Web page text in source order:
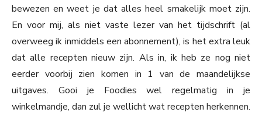
bewezen en weet je dat alles heel smakelijk moet zijn.
En voor mij, als niet vaste lezer van het tijdschrift (al
overweeg ik inmiddels een abonnement), is het extra leuk
dat alle recepten nieuw zijn. Als in, ik heb ze nog niet
eerder voorbij zien komen in 1 van de maandelijkse
uitgaves. Gooi je Foodies wel regelmatig in je
winkelmandje, dan zul je wellicht wat recepten herkennen.